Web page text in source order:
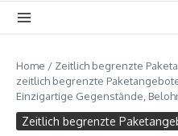
Home / Zeitlich begrenzte
zeitlich begrenzte
Einzigartige Gegenstände,
Zeitlich begrenzte